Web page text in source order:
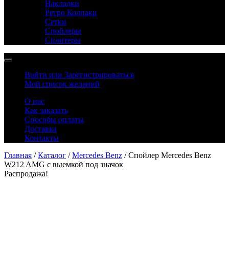
Накладки
Ретро Колпаки
Сетки
Спойлеры
Сплитеры
Войти или Зарегистрироваться
Мой список желаний
О нас
Как заказать
Способы оплаты
Доставка
Контакты
Главная /Каталог /Mercedes Benz / Спойлер Mercedes Benz
W212 AMG c выемкой под значок
Распродажа!